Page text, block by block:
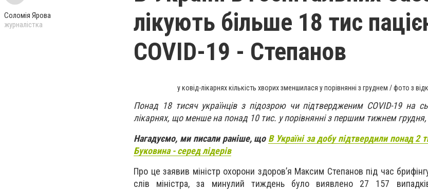
Соломія Ярова
журналістка
лікують більше 18 тис
COVID-19 - Степанов
у ковід-лікарнях кількість хворих зменшилася у порівнянні з груднем / фото з
Понад 18 тисяч українців з підозрою чи підтвердженим COVID-19 на
лікарнях, що менше на понад 10 тис. у порівнянні з першим тижнем
Нагадуємо, ми писали раніше, що В Україні за добу підтвердили понад 2
Буковина - серед лідерів
Про це заявив міністр охорони здоров’я Максим Степанов під час
слів міністра, за минулий тиждень було виявлено 27 157